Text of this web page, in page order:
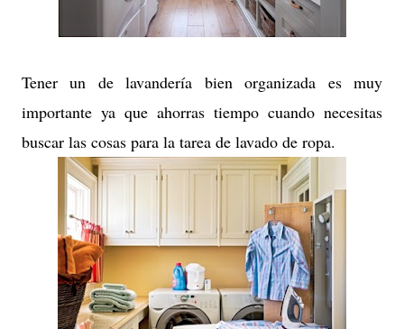
Tener un de lavandería bien organizada es muy
importante ya que ahorras tiempo cuando necesitas
buscar las cosas para la tarea de lavado de ropa.